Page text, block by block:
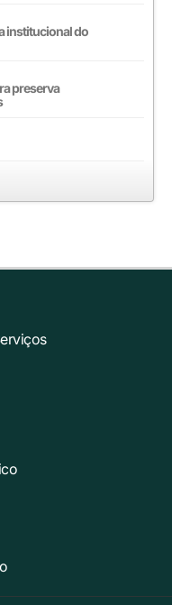
institucional do
preserva